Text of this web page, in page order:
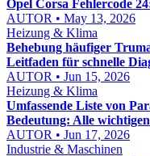
Opel Corsa Fehlercode
AUTOR • May 13, 2026
Heizung & Klima
Behebung häufiger
Leitfaden für schnelle
AUTOR • Jun 15, 2026
Heizung & Klima
Umfassende Liste von
Bedeutung: Alle
AUTOR • Jun 17, 2026
Industrie & Maschinen